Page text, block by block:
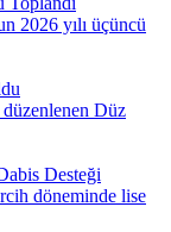
2026 yılı üçüncü
Düz
Desteği
döneminde lise